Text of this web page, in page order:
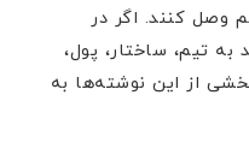
وصل کنند. اگر در
تیم، ساختار، پول،
از این نوشته‌ها به